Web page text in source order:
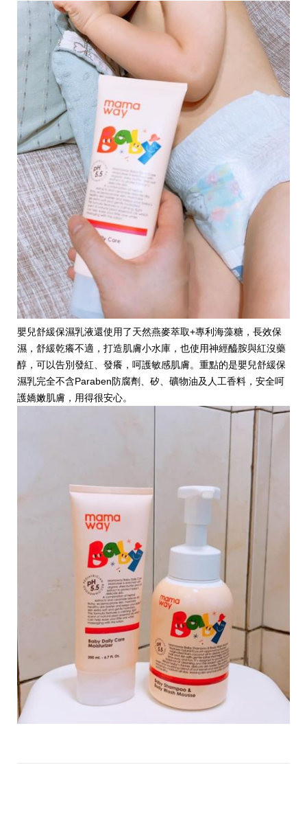
嬰兒舒緩保濕乳液還使用了天然燕麥萃取+專利海藻糖，長效保
濕，舒緩乾癢不適，打造肌膚小水庫，也使用神經醯胺與紅沒藥
醇，可以告別發紅、發癢，呵護敏感肌膚。重點的是嬰兒舒緩保
濕乳完全不含Paraben防腐劑、矽、礦物油及人工香料，安全呵
護嬌嫩肌膚，用得很安心。